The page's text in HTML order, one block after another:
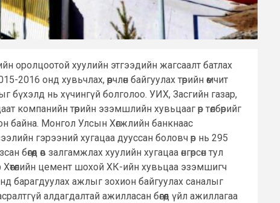
оролцоотой хуулийн этгээдийн жагсаалт батлах
онд хувьчлах, өөрчлөн байгуулах төрийн өмчит
бүхэлд нь хүчингүй болголоо. УИХ, Засгийн газар,
компанийн төрийн эзэмшлийн хувьцааг өр төлбөрийг
байна. Монгол Улсын Хөгжлийн банкнаас
гэрээний хугацаа дууссан боловч өр нь 295
өв залгамжлах хуулийн хугацаа өнгөрсөн тул
Хөтөлийн цемент шохой ХК-ийн хувьцаа эзэмшигч
барагдуулах ажлыг зохион байгуулах саналыг
алдагдалтай ажилласан бөгөөд үйл ажиллагаа